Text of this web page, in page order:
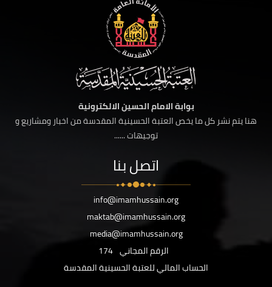
بوابة الامام الحسين الالكترونية
هنا يتم نشر كل ما يخص العتبة الحسينية المقدسة من اخبار ومشاريع و
توجيهات ......
اتصل بنا
info@imamhussain.org
maktab@imamhussain.org
media@imamhussain.org
الرقم المجاني 174
الحساب المالي للعتبة الحسينية المقدسة